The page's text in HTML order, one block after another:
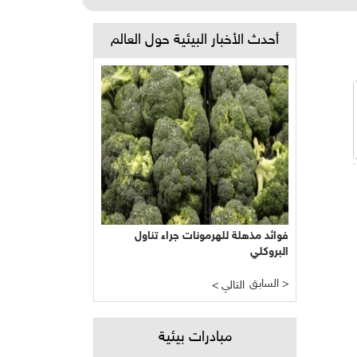
أحدث الأخبار البيئية حول العالم
فوائد مذهلة للهرمونات جراء تناول
البروكلي
< التالي السابق >
مبادرات بيئية